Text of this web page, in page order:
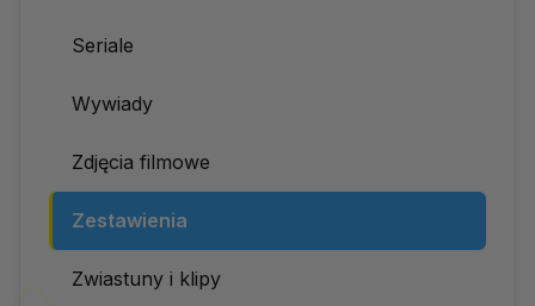
Seriale
Wywiady
Zdjęcia filmowe
Zestawienia
Zwiastuny i klipy